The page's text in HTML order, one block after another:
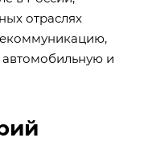
отраслях
и